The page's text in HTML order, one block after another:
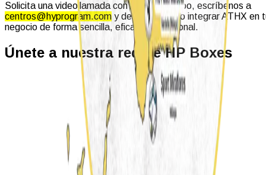
Solicita una videollamada con nuestro equipo, escríbenos a
centros@hyprogram.com y descubre cómo integrar ATHX en
negocio de forma sencilla, eficaz y profesional.
Únete a nuestra red de HP Boxes